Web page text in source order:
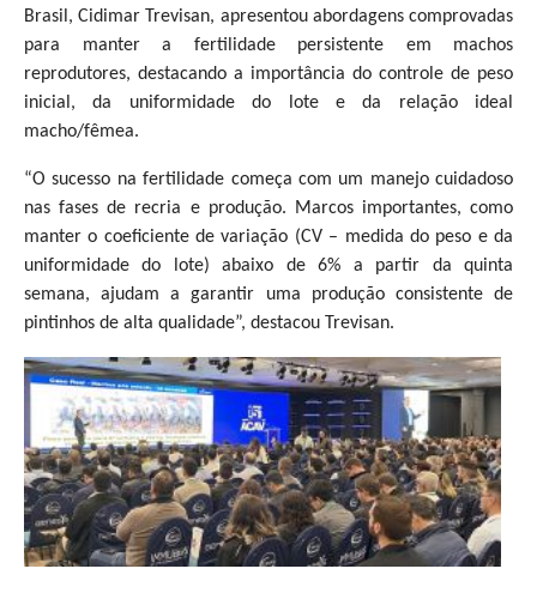
Brasil, Cidimar Trevisan, apresentou abordagens comprovadas
para manter a fertilidade persistente em machos
reprodutores, destacando a importância do controle de peso
inicial, da uniformidade do lote e da relação ideal
macho/fêmea.
“O sucesso na fertilidade começa com um manejo cuidadoso
nas fases de recria e produção. Marcos importantes, como
manter o coeficiente de variação (CV – medida do peso e da
uniformidade do lote) abaixo de 6% a partir da quinta
semana, ajudam a garantir uma produção consistente de
pintinhos de alta qualidade”, destacou Trevisan.